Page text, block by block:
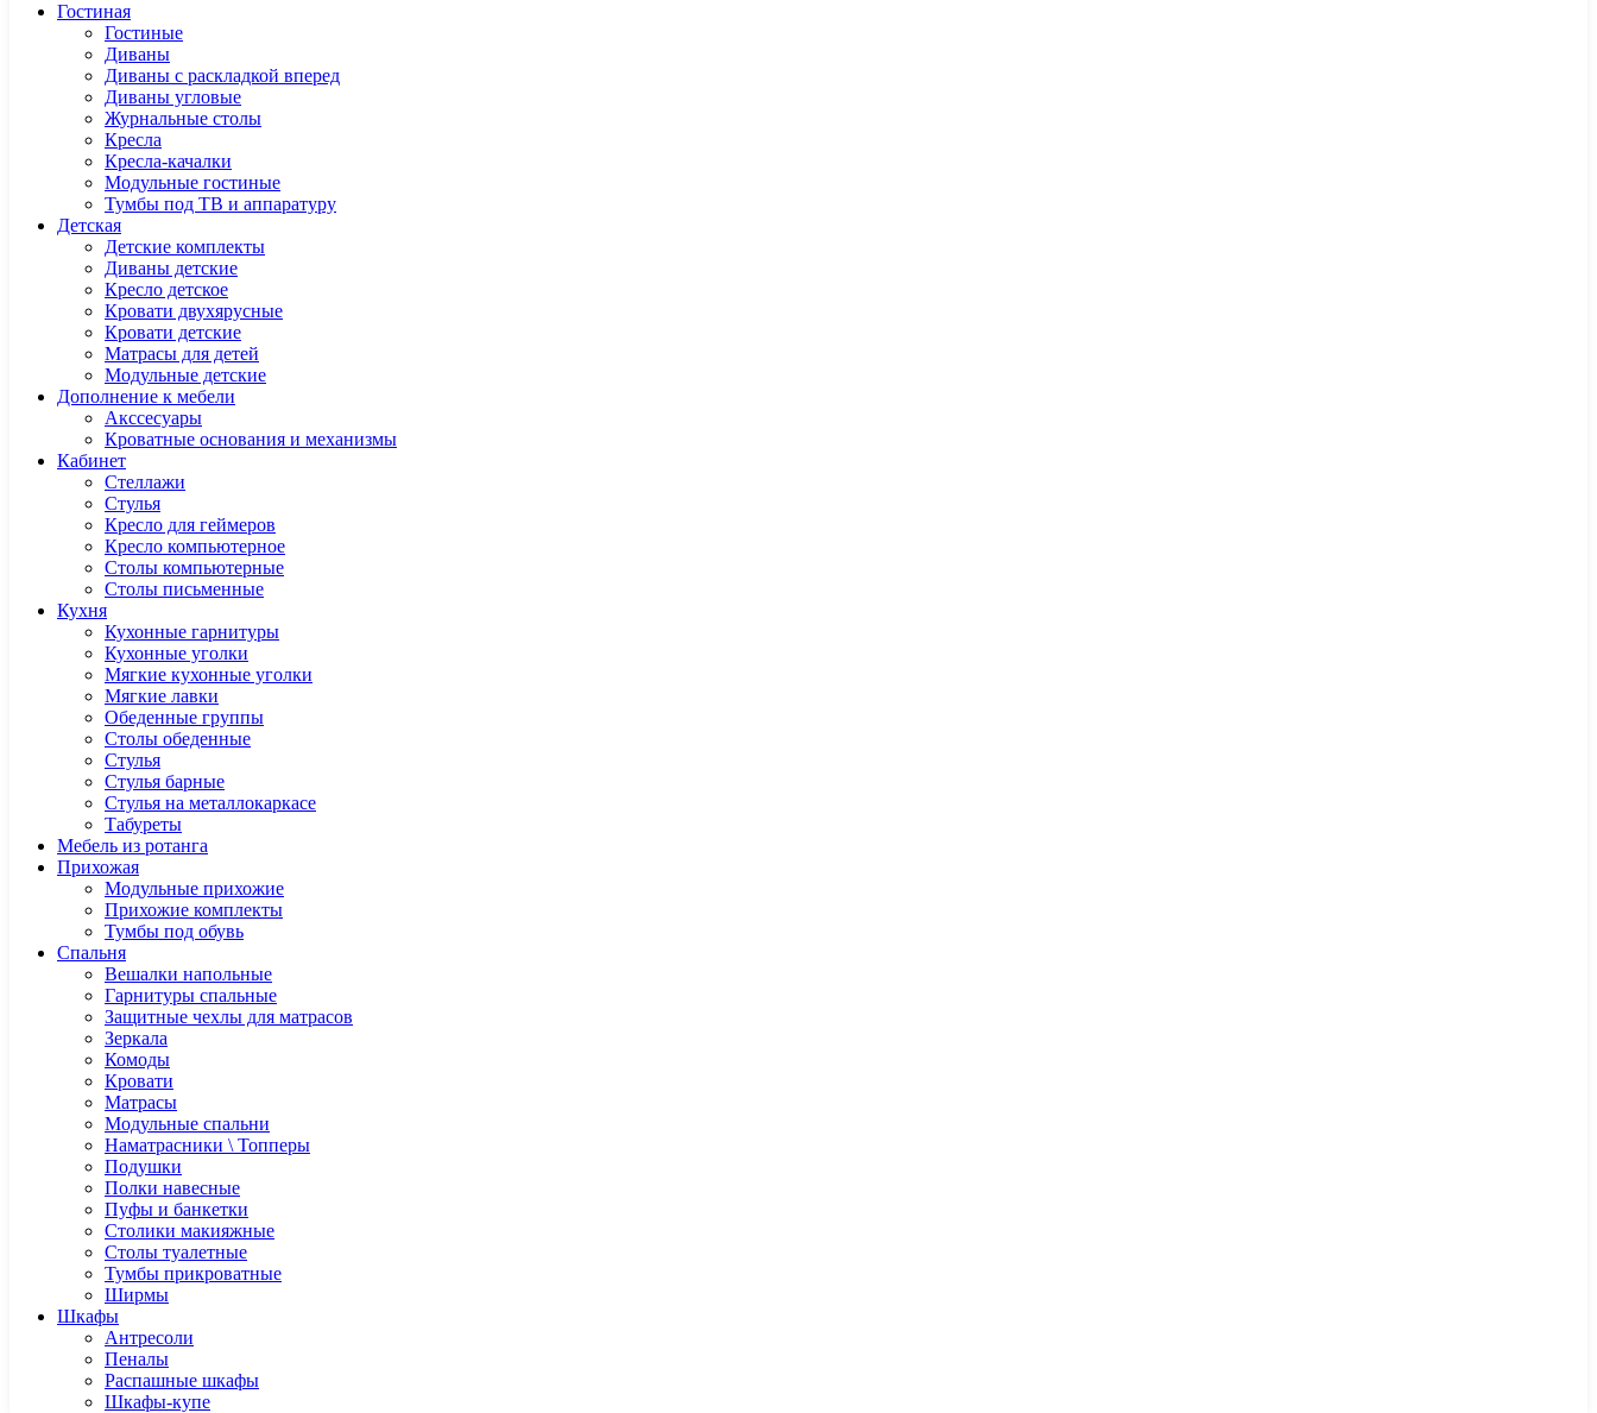
Гостиная
Гостиные
Диваны
Диваны с раскладкой вперед
Диваны угловые
Журнальные столы
Кресла
Кресла-качалки
Модульные гостиные
Тумбы под ТВ и аппаратуру
Детская
Детские комплекты
Диваны детские
Кресло детское
Кровати двухярусные
Кровати детские
Матрасы для детей
Модульные детские
Дополнение к мебели
Акссесуары
Кроватные основания и механизмы
Кабинет
Cтеллажи
Cтулья
Кресло для геймеров
Кресло компьютерное
Столы компьютерные
Столы письменные
Кухня
Кухонные гарнитуры
Кухонные уголки
Мягкие кухонные уголки
Мягкие лавки
Обеденные группы
Столы обеденные
Стулья
Стулья барные
Стулья на металлокаркасе
Табуреты
Мебель из ротанга
Прихожая
Модульные прихожие
Прихожие комплекты
Тумбы под обувь
Спальня
Вешалки напольные
Гарнитуры спальные
Защитные чехлы для матрасов
Зеркала
Комоды
Кровати
Матрасы
Модульные спальни
Наматрасники \ Топперы
Подушки
Полки навесные
Пуфы и банкетки
Столики макияжные
Столы туалетные
Тумбы прикроватные
Ширмы
Шкафы
Антресоли
Пеналы
Распашные шкафы
Шкафы-купе